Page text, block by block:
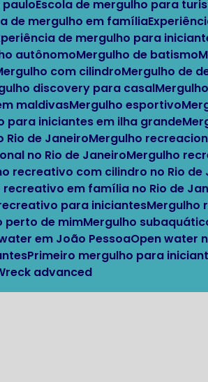
paulo Escola de mergulho para
de mergulho em família
de mergulho para
autônomo Mergulho de batismo
Mergulho com cilindro
Mergulho de
discovery para casal
maldivas Mergulho esportivo
para iniciantes em ilha grande
Rio de Janeiro
Mergulho
no Rio de Janeiro Mergulho
recreativo com cilindro no Rio de
recreativo em família no Rio de
recreativo para iniciantes
perto de mim Mergulho
water em João Pessoa
Open water
Primeiro mergulho para
Wreck advanced